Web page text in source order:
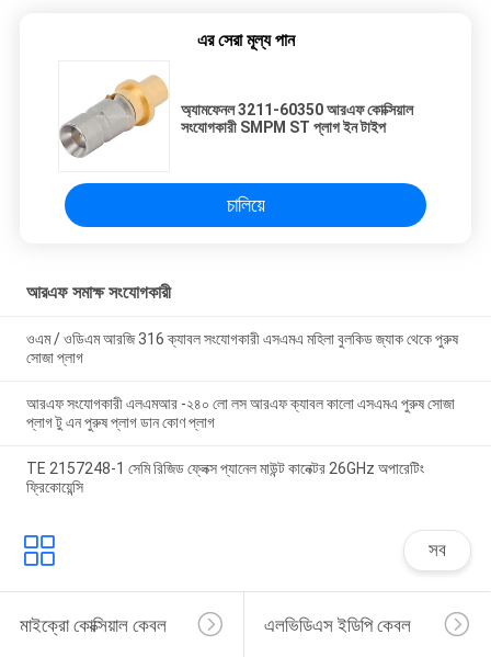
এর সেরা মূল্য পান
অ্যামফেনল 3211-60350 আরএফ কোক্সিয়াল
সংযোগকারী SMPM ST প্লাগ ইন টাইপ
চালিয়ে
আরএফ সমাক্ষ সংযোগকারী
ওএম / ওডিএম আরজি 316 ক্যাবল সংযোগকারী এসএমএ মহিলা বুলকিড জ্যাক থেকে পুরুষ
সোজা প্লাগ
আরএফ সংযোগকারী এলএমআর -২৪০ লো লস আরএফ ক্যাবল কালো এসএমএ পুরুষ সোজা
প্লাগ টু এন পুরুষ প্লাগ ডান কোণ প্লাগ
TE 2157248-1 সেমি রিজিড ফ্লেক্স প্যানেল মাউন্ট কানেক্টর 26GHz অপারেটিং
ফ্রিকোয়েন্সি
সব
মাইক্রো কোক্সিয়াল কেবল এলভিডিএস ইডিপি কেবল